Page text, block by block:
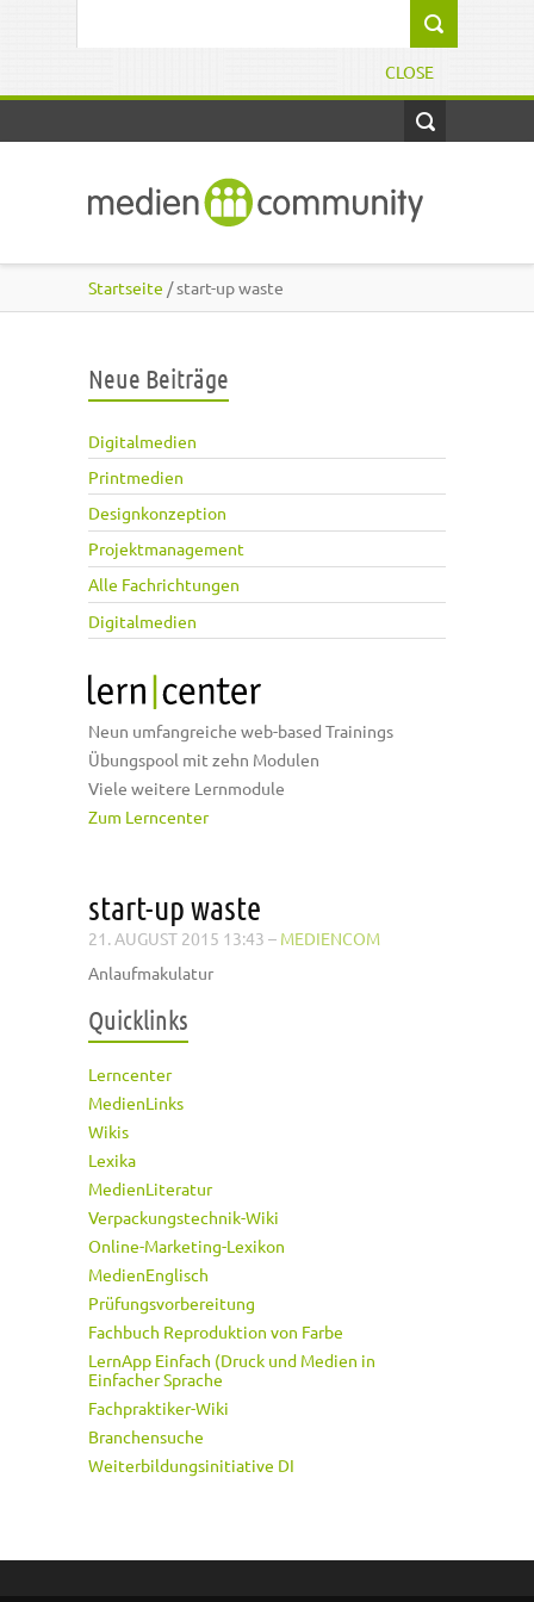
CLOSE
Startseite / start-up waste
Neue Beiträge
Digitalmedien
Printmedien
Designkonzeption
Projektmanagement
Alle Fachrichtungen
Digitalmedien
Neun umfangreiche web-based Trainings
Übungspool mit zehn Modulen
Viele weitere Lernmodule
Zum Lerncenter
start-up waste
21. AUGUST 2015 13:43 – MEDIENCOM
Anlaufmakulatur
Quicklinks
Lerncenter
MedienLinks
Wikis
Lexika
MedienLiteratur
Verpackungstechnik-Wiki
Online-Marketing-Lexikon
MedienEnglisch
Prüfungsvorbereitung
Fachbuch Reproduktion von Farbe
LernApp Einfach (Druck und Medien in
Einfacher Sprache
Fachpraktiker-Wiki
Branchensuche
Weiterbildungsinitiative DI